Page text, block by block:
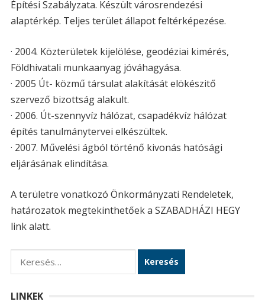
Építési Szabályzata. Készült városrendezési
alaptérkép. Teljes terület állapot feltérképezése.
· 2004. Közterületek kijelölése, geodéziai kimérés,
Földhivatali munkaanyag jóváhagyása.
· 2005 Út- közmű társulat alakítását elökészitő
szervező bizottság alakult.
· 2006. Út-szennyvíz hálózat, csapadékvíz hálózat
építés tanulmánytervei elkészültek.
· 2007. Művelési ágból történő kivonás hatósági
eljárásának elindítása.
A területre vonatkozó Önkormányzati Rendeletek,
határozatok megtekinthetőek a SZABADHÁZI HEGY
link alatt.
e
LINKEK